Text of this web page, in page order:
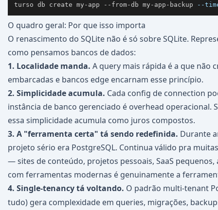
turso db create my-app --from-db my-app-backup
--
O quadro geral: Por que isso importa
O renascimento do SQLite não é só sobre SQLite.
como pensamos bancos de dados:
1. Localidade manda. A query mais rápida é a que não
embarcadas e bancos edge encarnam esse princípio.
2. Simplicidade acumula. Cada config de connection
instância de banco gerenciado é overhead operacional.
essa simplicidade acumula como juros compostos.
3. A "ferramenta certa" tá sendo redefinida. Durante
projeto sério era PostgreSQL. Continua válido pra
— sites de conteúdo, projetos pessoais, SaaS
com ferramentas modernas é genuinamente a
4. Single-tenancy tá voltando. O padrão multi-tenant
tudo) gera complexidade em queries, migrações,